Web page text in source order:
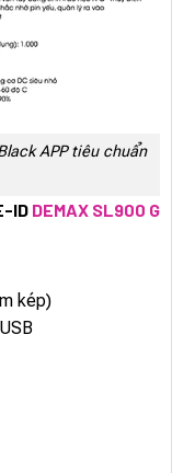
APP tiêu chuẩn
ID DEMAX SL900 G
kép)